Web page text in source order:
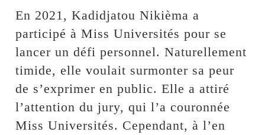
En 2021, Kadidjatou Nikièma a
participé à Miss Universités pour se
lancer un défi personnel. Naturellement
timide, elle voulait surmonter sa peur
de s’exprimer en public. Elle a attiré
l’attention du jury, qui l’a couronnée
Miss Universités. Cependant, à l’en